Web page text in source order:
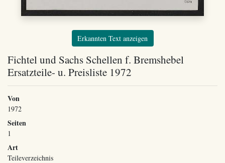
Erkannten Text anzeigen
Fichtel und Sachs Schellen f. Bremshebel
Ersatzteile- u. Preisliste 1972
Von
1972
Seiten
1
Art
Teileverzeichnis